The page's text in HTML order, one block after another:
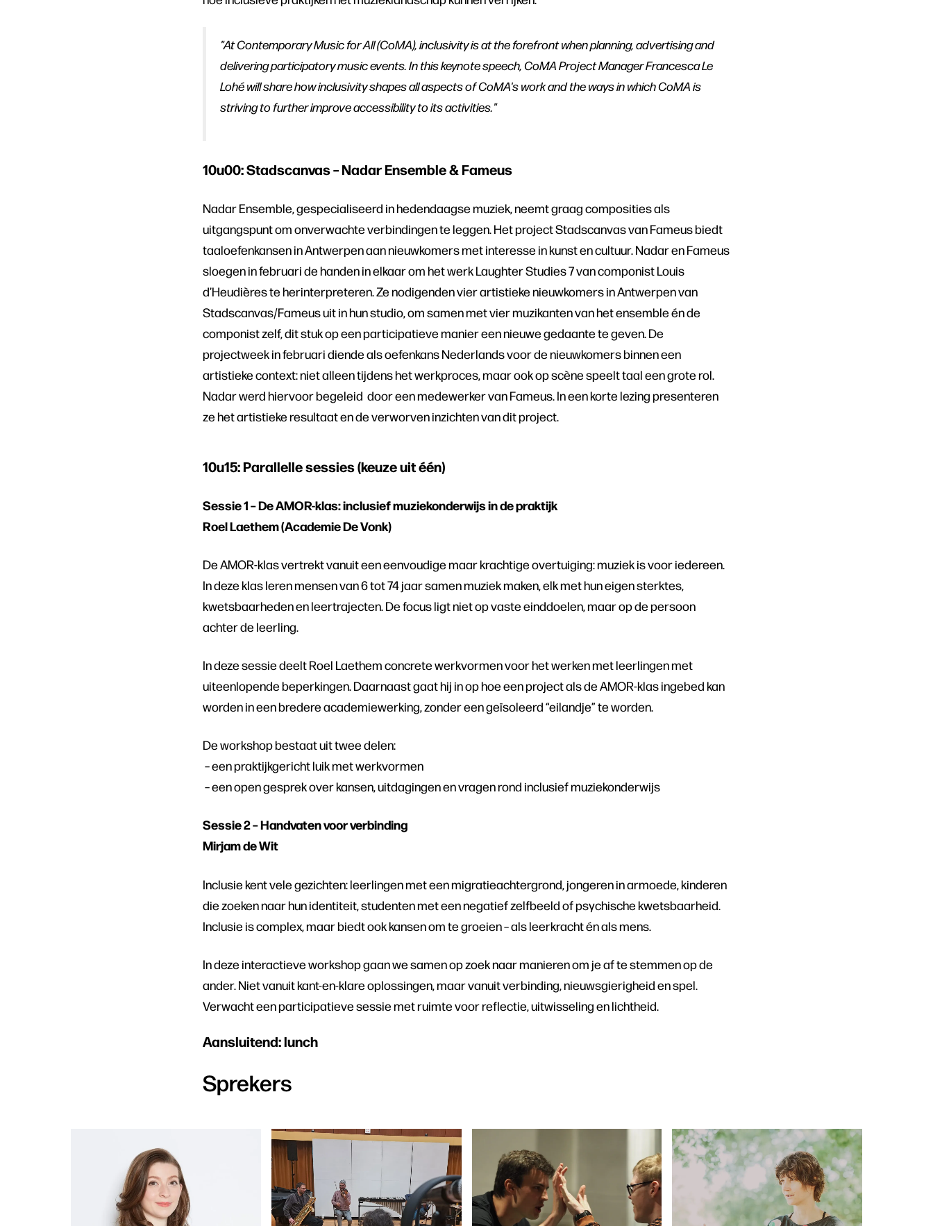
"At Contemporary Music for All (CoMA), inclusivity is at the forefront when planning, advertising and
delivering participatory music events. In this keynote speech, CoMA Project Manager Francesca Le
Lohé will share how inclusivity shapes all aspects of CoMA's work and the ways in which CoMA is
striving to further improve accessibility to its activities."
10u00: Stadscanvas – Nadar Ensemble & Fameus
Nadar Ensemble, gespecialiseerd in hedendaagse muziek, neemt graag composities als
uitgangspunt om onverwachte verbindingen te leggen. Het project Stadscanvas van Fameus biedt
taaloefenkansen in Antwerpen aan nieuwkomers met interesse in kunst en cultuur. Nadar en Fameus
sloegen in februari de handen in elkaar om het werk Laughter Studies 7 van componist Louis
d’Heudières te herinterpreteren. Ze nodigenden vier artistieke nieuwkomers in Antwerpen van
Stadscanvas/Fameus uit in hun studio, om samen met vier muzikanten van het ensemble én de
componist zelf, dit stuk op een participatieve manier een nieuwe gedaante te geven. De
projectweek in februari diende als oefenkans Nederlands voor de nieuwkomers binnen een
artistieke context: niet alleen tijdens het werkproces, maar ook op scène speelt taal een grote rol.
Nadar werd hiervoor begeleid door een medewerker van Fameus. In een korte lezing presenteren
ze het artistieke resultaat en de verworven inzichten van dit project.
10u15: Parallelle sessies (keuze uit één)
Sessie 1 – De AMOR-klas: inclusief muziekonderwijs in de praktijk
Roel Laethem (Academie De Vonk)
De AMOR-klas vertrekt vanuit een eenvoudige maar krachtige overtuiging: muziek is voor iedereen.
In deze klas leren mensen van 6 tot 74 jaar samen muziek maken, elk met hun eigen sterktes,
kwetsbaarheden en leertrajecten. De focus ligt niet op vaste einddoelen, maar op de persoon
achter de leerling.
In deze sessie deelt Roel Laethem concrete werkvormen voor het werken met leerlingen met
uiteenlopende beperkingen. Daarnaast gaat hij in op hoe een project als de AMOR-klas ingebed kan
worden in een bredere academiewerking, zonder een geïsoleerd “eilandje” te worden.
De workshop bestaat uit twee delen:
– een praktijkgericht luik met werkvormen
– een open gesprek over kansen, uitdagingen en vragen rond inclusief muziekonderwijs
Sessie 2 – Handvaten voor verbinding
Mirjam de Wit
Inclusie kent vele gezichten: leerlingen met een migratieachtergrond, jongeren in armoede, kinderen
die zoeken naar hun identiteit, studenten met een negatief zelfbeeld of psychische kwetsbaarheid.
Inclusie is complex, maar biedt ook kansen om te groeien – als leerkracht én als mens.
In deze interactieve workshop gaan we samen op zoek naar manieren om je af te stemmen op de
ander. Niet vanuit kant-en-klare oplossingen, maar vanuit verbinding, nieuwsgierigheid en spel.
Verwacht een participatieve sessie met ruimte voor reflectie, uitwisseling en lichtheid.
Aansluitend: lunch
Sprekers